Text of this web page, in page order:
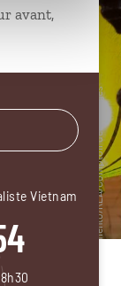
avant,
Vietnam